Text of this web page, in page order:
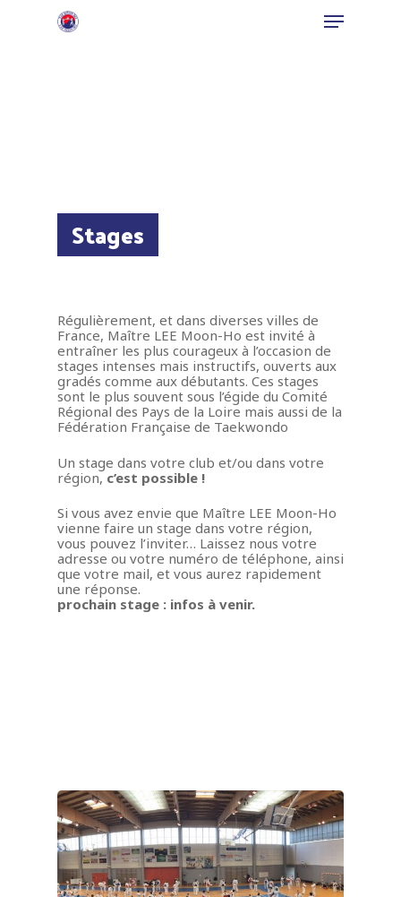
Stages
Régulièrement, et dans diverses villes de
France, Maître LEE Moon-Ho est invité à
entraîner les plus courageux à l’occasion de
stages intenses mais instructifs, ouverts aux
gradés comme aux débutants. Ces stages
sont le plus souvent sous l’égide du Comité
Régional des Pays de la Loire mais aussi de la
Fédération Française de Taekwondo
Un stage dans votre club et/ou dans votre
région, c’est possible !
Si vous avez envie que Maître LEE Moon-Ho
vienne faire un stage dans votre région,
vous pouvez l’inviter… Laissez nous votre
adresse ou votre numéro de téléphone, ainsi
que votre mail, et vous aurez rapidement
une réponse.
prochain stage : infos à venir.